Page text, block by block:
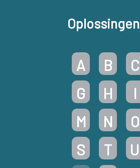
A B C
G
H I
M
N O
S
T U